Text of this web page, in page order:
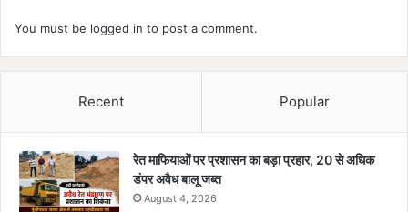
You must be logged in to post a comment.
Recent Popular
रेत माफियाओं पर प्रशासन का बड़ा प्रहार, 20 से अधिक
डंपर अवैध बालू जब्त
August 4, 2026